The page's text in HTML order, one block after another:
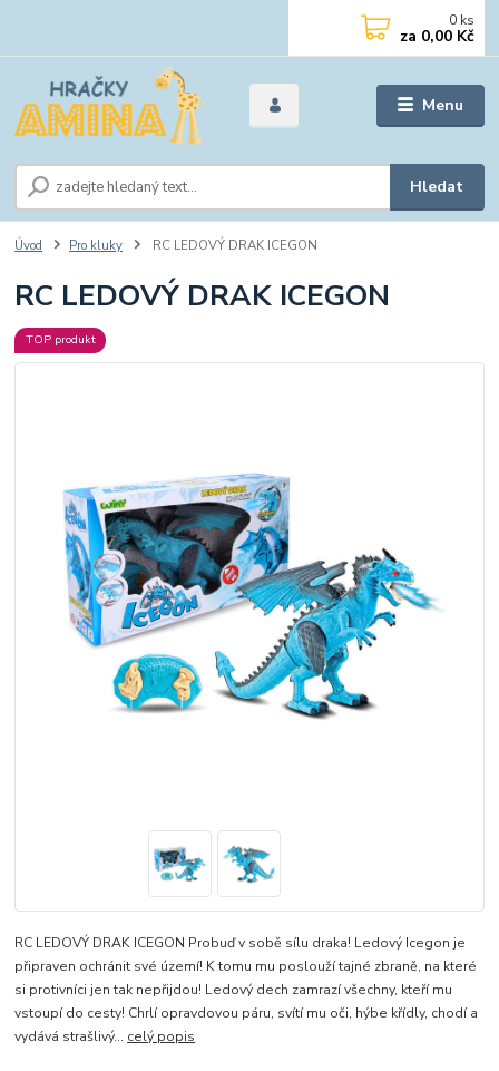
Menu
Hledat
0 ks
za 0,00 Kč
Úvod Pro kluky RC LEDOVÝ DRAK ICEGON
RC LEDOVÝ DRAK ICEGON
TOP produkt
RC LEDOVÝ DRAK ICEGON Probuď v sobě sílu draka! Ledový Icegon je
připraven ochránit své území! K tomu mu poslouží tajné zbraně, na které
si protivníci jen tak nepřijdou! Ledový dech zamrazí všechny, kteří mu
vstoupí do cesty! Chrlí opravdovou páru, svítí mu oči, hýbe křídly, chodí a
vydává strašlivý... celý popis